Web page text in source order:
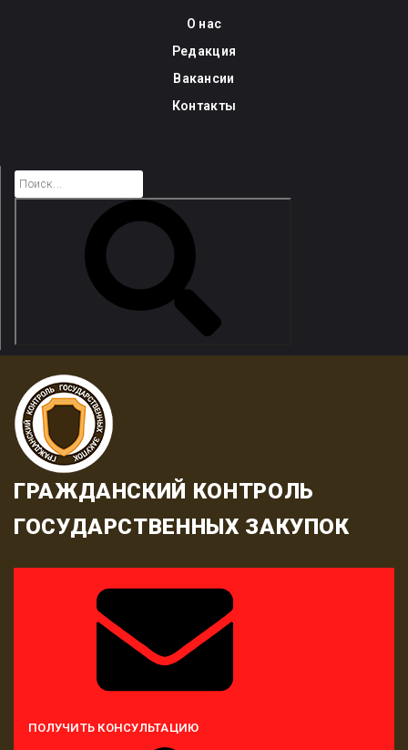
О нас
Редакция
Вакансии
Контакты
ГРАЖДАНСКИЙ КОНТРОЛЬ
ГОСУДАРСТВЕННЫХ ЗАКУПОК
ПОЛУЧИТЬ КОНСУЛЬТАЦИЮ